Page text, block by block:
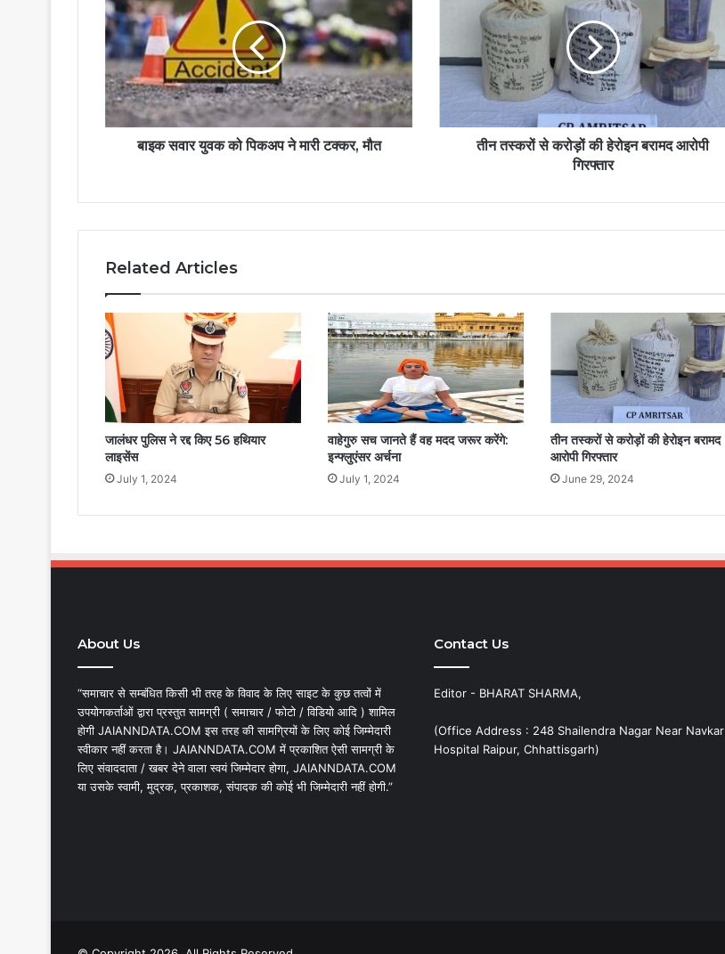
बाइक सवार युवक को पिकअप ने मारी टक्कर, मौत
तीन तस्करों से करोड़ों की हेरोइन बरामद आरोपी
गिरफ्तार
Related Articles
जालंधर पुलिस ने रद्द किए 56 हथियार
लाइसेंस
July 1, 2024
वाहेगुरु सच जानते हैं वह मदद जरूर करेंगे:
इन्फ्लुएंसर अर्चना
July 1, 2024
तीन तस्करों से करोड़ों की हेरोइन बरामद
आरोपी गिरफ्तार
June 29, 2024
About Us
“समाचार से सम्बंधित किसी भी तरह के विवाद के लिए साइट के कुछ तत्वों में
उपयोगकर्ताओं द्वारा प्रस्तुत सामग्री ( समाचार / फोटो / विडियो आदि ) शामिल
होगी JAIANNDATA.COM इस तरह की सामग्रियों के लिए कोई जिम्मेदारी
स्वीकार नहीं करता है। JAIANNDATA.COM में प्रकाशित ऐसी सामग्री के
लिए संवाददाता / खबर देने वाला स्वयं जिम्मेदार होगा, JAIANNDATA.COM
या उसके स्वामी, मुद्रक, प्रकाशक, संपादक की कोई भी जिम्मेदारी नहीं होगी.”
Contact Us
Editor - BHARAT SHARMA,
(Office Address : 248 Shailendra Nagar Near Navkar
Hospital Raipur, Chhattisgarh)